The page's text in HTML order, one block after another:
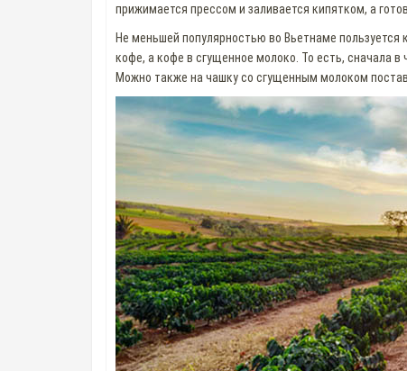
прижимается прессом и заливается кипятком, а
Не меньшей популярностью во Вьетнаме
кофе, а кофе в сгущенное молоко. То есть, сначала
Можно также на чашку со сгущенным молоком